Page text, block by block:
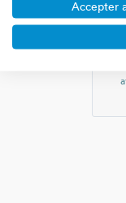
Accepter